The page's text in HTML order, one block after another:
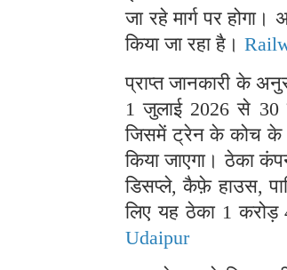
जा रहे मार्ग पर
किया जा रहा है।
प्राप्त जानकारी के
1 जुलाई 2026 से 30
जिसमें ट्रेन के कोच के
किया जाएगा। ठेका
डिसप्ले, कैफ़े हाउस,
लिए यह ठेका 1
Udaipur